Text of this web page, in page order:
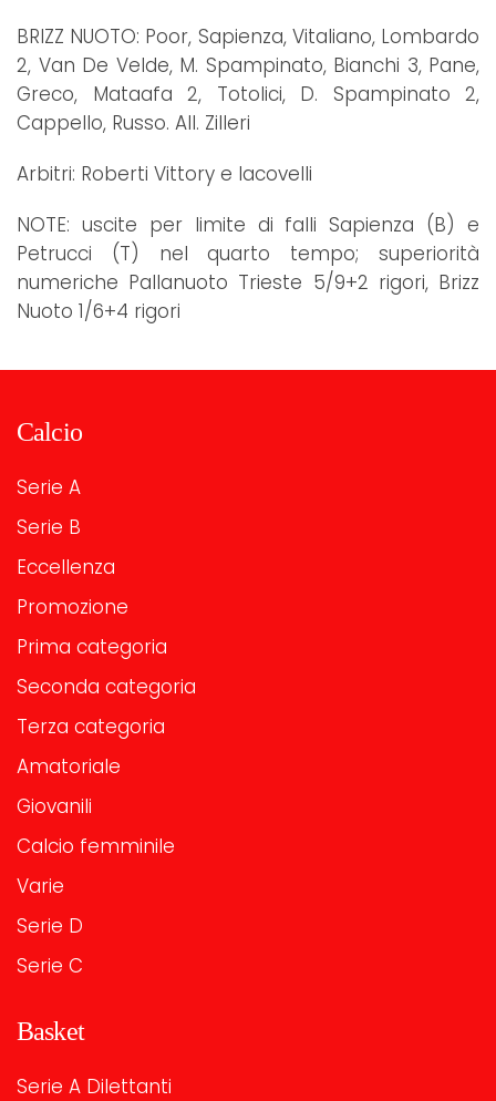
BRIZZ NUOTO: Poor, Sapienza, Vitaliano, Lombardo
2, Van De Velde, M. Spampinato, Bianchi 3, Pane,
Greco, Mataafa 2, Totolici, D. Spampinato 2,
Cappello, Russo. All. Zilleri
Arbitri: Roberti Vittory e Iacovelli
NOTE: uscite per limite di falli Sapienza (B) e
Petrucci (T) nel quarto tempo; superiorità
numeriche Pallanuoto Trieste 5/9+2 rigori, Brizz
Nuoto 1/6+4 rigori
Calcio
Serie A
Serie B
Eccellenza
Promozione
Prima categoria
Seconda categoria
Terza categoria
Amatoriale
Giovanili
Calcio femminile
Varie
Serie D
Serie C
Basket
Serie A Dilettanti